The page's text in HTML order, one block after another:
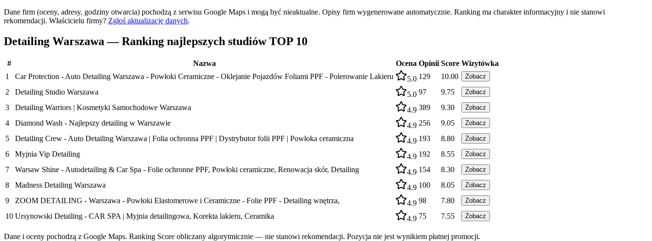
Dane firm (oceny, adresy, godziny otwarcia) pochodzą z serwisu Google Maps i mogą być nieaktualne. Opisy firm wygenerowane automatycznie. Ranking ma charakter informacyjny i nie stanowi
rekomendacji. Właścicielu firmy? Zgłoś aktualizację danych.
Detailing Warszawa — Ranking najlepszych studiów TOP 10
# Nazwa Ocena Opinii Score Wizytówka
1
Car Protection - Auto Detailing Warszawa - Powłoki Ceramiczne - Oklejanie Pojazdów Foliami PPF - Polerowanie Lakieru 5.0 129 10.00 Zobacz
2 Detailing Studio Warszawa 5.0 97 9.75 Zobacz
3 Detailing Warriors | Kosmetyki Samochodowe Warszawa 4.9 389 9.30 Zobacz
4 Diamond Wash - Najlepszy detailing w Warszawie 4.9 256 9.05 Zobacz
5 Detailing Crew - Auto Detailing Warszawa | Folia ochronna PPF | Dystrybutor folii PPF | Powłoka ceramiczna 4.9 193 8.80 Zobacz
6 Myjnia Vip Detailing 4.9 192 8.55 Zobacz
7 Warsaw Shine - Autodetailing & Car Spa - Folie ochronne PPF, Powłoki ceramiczne, Renowacja skór, Detailing 4.9 154 8.30 Zobacz
8 Madness Detailing Warszawa 4.9 100 8.05 Zobacz
9 ZOOM DETAILING - Warszawa - Powłoki Elastomerowe i Ceramiczne - Folie PPF - Detailing wnętrza, 4.9 98 7.80 Zobacz
10 Ursynowski Detailing - CAR SPA | Myjnia detailingowa, Korekta lakieru, Ceramika 4.9 75 7.55 Zobacz
Dane i oceny pochodzą z Google Maps. Ranking Score obliczany algorytmicznie — nie stanowi rekomendacji. Pozycja nie jest wynikiem płatnej promocji.